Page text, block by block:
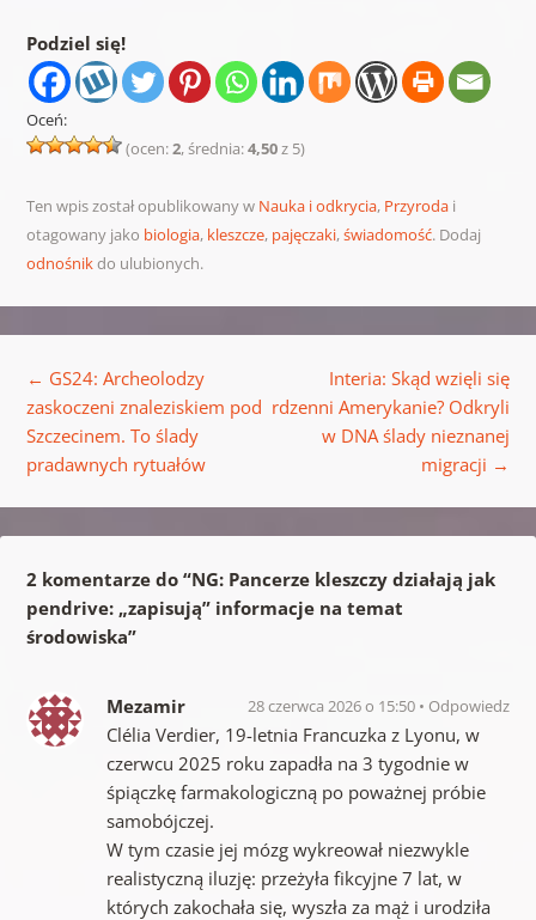
Podziel się!
Oceń:
(ocen:2, średnia:4,50z 5)
Ten wpis został opublikowany w Nauka i odkrycia, Przyrodai
otagowany jako biologia, kleszcze, pajęczaki,świadomość. Dodaj
odnośnikdo ulubionych.
← GS24: Archeolodzy
zaskoczeni znaleziskiem pod
Szczecinem. To ślady
pradawnych rytuałów
Interia: Skąd wzięli się
rdzenni Amerykanie? Odkryli
w DNA ślady nieznanej
migracji →
2 komentarze do “NG: Pancerze kleszczy działają jak
pendrive: „zapisują” informacje na temat
środowiska”
Mezamir 28 czerwca 2026 o 15:50 Odpowiedz
Clélia Verdier, 19-letnia Francuzka z Lyonu, w
czerwcu 2025 roku zapadła na 3 tygodnie w
śpiączkę farmakologiczną po poważnej próbie
samobójczej.
W tym czasie jej mózg wykreował niezwykle
realistyczną iluzję: przeżyła fikcyjne 7 lat, w
których zakochała się, wyszła za mąż i urodziła